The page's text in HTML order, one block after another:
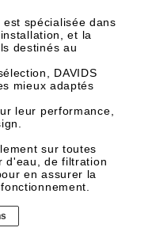
, est spécialisée dans
et la
destinés au
DAVIDS
mieux adaptés
leur performance,
sur toutes
d'eau, de filtration
en assurer la